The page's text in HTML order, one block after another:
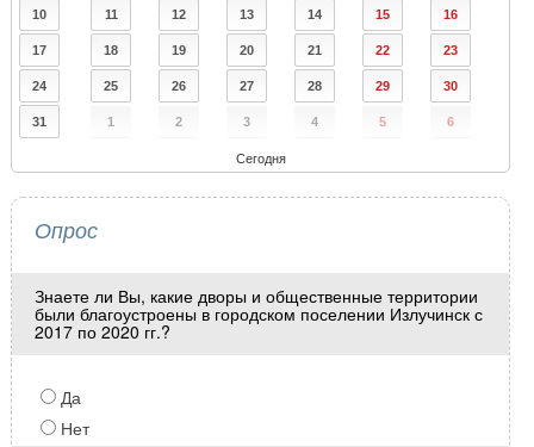
10 11 12 13 14 15 16
17 18 19 20 21 22 23
24 25 26 27 28 29 30
31 1 2 3 4 5 6
Сегодня
Опрос
Знаете ли Вы, какие дворы и общественные территории
были благоустроены в городском поселении Излучинск с
2017 по 2020 гг.?
Да
Нет